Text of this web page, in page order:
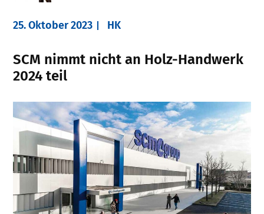
25. Oktober 2023 HK
SCM nimmt nicht an Holz-Handwerk
2024 teil